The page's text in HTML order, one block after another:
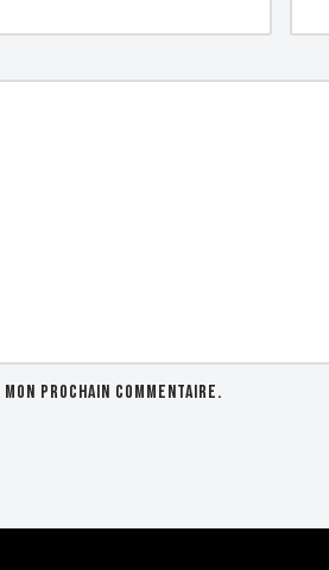
prochain commentaire.